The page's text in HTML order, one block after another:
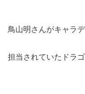
鳥山明さんがキャラ
担当されていたドラ